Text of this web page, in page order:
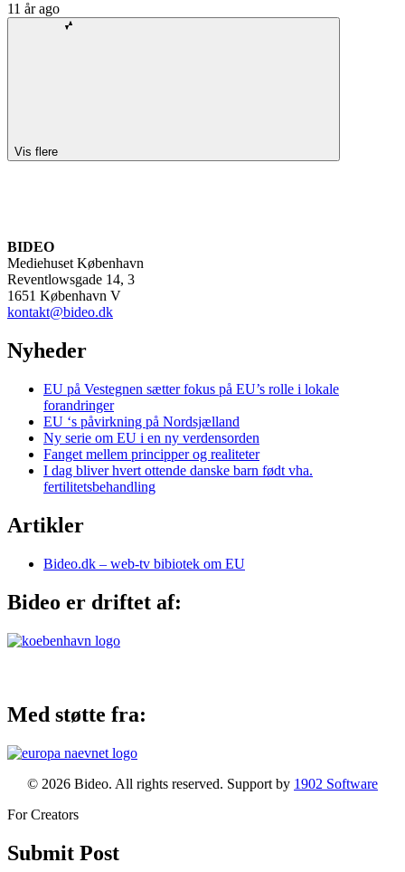
11 år ago
Vis flere
BIDEO
Mediehuset København
Reventlowsgade 14, 3
1651 København V
kontakt@bideo.dk
Nyheder
EU på Vestegnen sætter fokus på EU’s rolle i lokale
forandringer
EU ‘s påvirkning på Nordsjælland
Ny serie om EU i en ny verdensorden
Fanget mellem principper og realiteter
I dag bliver hvert ottende danske barn født vha.
fertilitetsbehandling
Artikler
Bideo.dk – web-tv bibiotek om EU
Bideo er driftet af:
Med støtte fra:
© 2026 Bideo. All rights reserved. Support by 1902 Software
For Creators
Submit Post